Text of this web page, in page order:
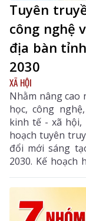
Tuyên
công nghệ
địa bàn
2030
XÃ HỘI
Nhằm nâng cao
học, công
kinh tế - xã hội,
hoạch tuyên
đổi mới sáng
2030. Kế hoạch
từ nhận thức
khoa học, công
số, góp phần
triển của tỉnh